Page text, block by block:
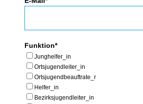
Funktion*
Junghelfer_in
Ortsjugendleiter_in
Ortsjugendbeauftrate_r
Helfer_in
Bezirksjugendleiter_in